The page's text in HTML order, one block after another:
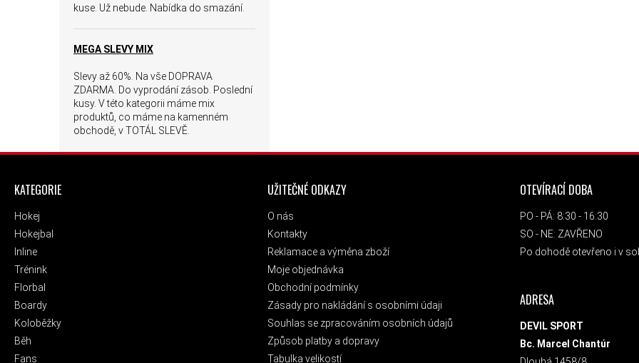
kuse. Už nebude. Nabídka do smazání.
MEGA SLEVY MIX
Slevy až 60%. Na vše DOPRAVA
ZDARMA. Do vyprodání zásob. Poslední
kusy. V této kategorii máme mix
produktů, co máme na kamenném
obchodě, v TOTÁL SLEVĚ.
ZÁPATÍ
KATEGORIE
Hokej
Hokejbal
Inline
Trénink
Florbal
Boardy
Koloběžky
Běh
Fans
UŽITEČNÉ ODKAZY
O nás
Kontakty
Reklamace a výměna zboží
Moje objednávka
Obchodní podmínky
Zásady pro nakládání s osobními údaji
Souhlas se zpracováním osobních údajů
Způsob platby a dopravy
Tabulka velikostí
OTEVÍRACÍ DOBA
PO - PÁ: 8:30 - 16:30
SO - NE: ZAVŘENO
Po dohodě otevřeno i v
ADRESA
DEVIL SPORT
Bc. Marcel Chantúr